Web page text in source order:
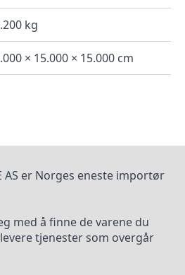
kg
× 15.000 × 15.000 cm
AS er Norges eneste importør
med å finne de varene du
tjenester som overgår